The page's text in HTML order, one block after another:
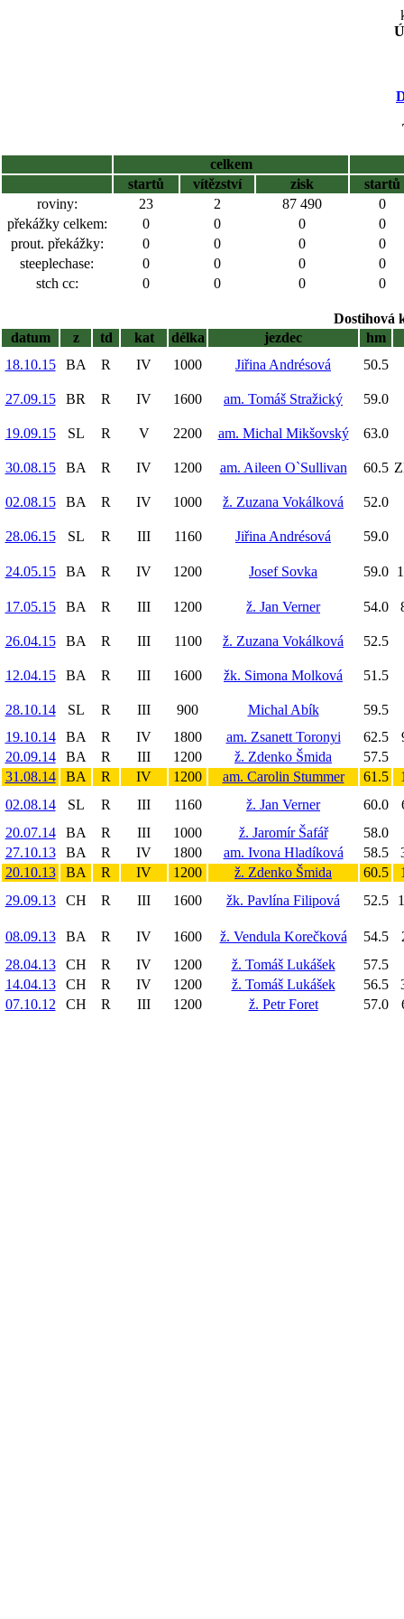
celkem
startů
vítězství zisk
startů
roviny:
23 2 87 490
0
překážky celkem:
0 0 0
0
prout. překážky:
0 0 0
0
steeplechase:
0 0 0
0
stch cc:
0 0 0 0
Dostihová
datum
z td kat délka jezdec
hm
18.10.15
BA R IV 1000 Jiřina Andrésová 50.5
27.09.15 BR R IV 1600 am. Tomáš Stražický 59.0
19.09.15 SL R V 2200 am. Michal Mikšovský 63.0
30.08.15 BA R IV 1200 am. Aileen O`Sullivan 60.5
02.08.15 BA R IV 1000 ž. Zuzana Vokálková 52.0
28.06.15 SL R III 1160 Jiřina Andrésová 59.0
24.05.15 BA R IV 1200 Josef Sovka 59.0
17.05.15 BA R III 1200 ž. Jan Verner 54.0
26.04.15 BA R III 1100 ž. Zuzana Vokálková 52.5
12.04.15 BA R III 1600 žk. Simona Molková 51.5
28.10.14 SL R III 900 Michal Abík
59.5
19.10.14
BA R IV 1800 am. Zsanett Toronyi 62.5
20.09.14
BA R III 1200 ž. Zdenko Šmida
57.5
31.08.14
BA R IV 1200 am. Carolin Stummer 61.5
02.08.14
SL R III 1160 ž. Jan Verner 60.0
20.07.14
BA R III 1000 ž. Jaromír Šafář
58.0
27.10.13
BA R IV 1800 am. Ivona Hladíková 58.5
20.10.13
BA R IV 1200 ž. Zdenko Šmida 60.5
29.09.13
CH R III 1600 žk. Pavlína Filipová 52.5
08.09.13 BA R IV 1600 ž. Vendula Korečková 54.5
28.04.13
CH R IV 1200 ž. Tomáš Lukášek
57.5
14.04.13
CH R IV 1200 ž. Tomáš Lukášek 56.5
07.10.12
CH R III 1200 ž. Petr Foret 57.0